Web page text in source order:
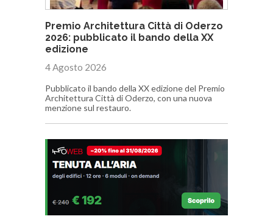
Premio Architettura Città di Oderzo
2026: pubblicato il bando della XX
edizione
4 Agosto 2026
Pubblicato il bando della XX edizione del Premio
Architettura Città di Oderzo, con una nuova
menzione sul restauro.